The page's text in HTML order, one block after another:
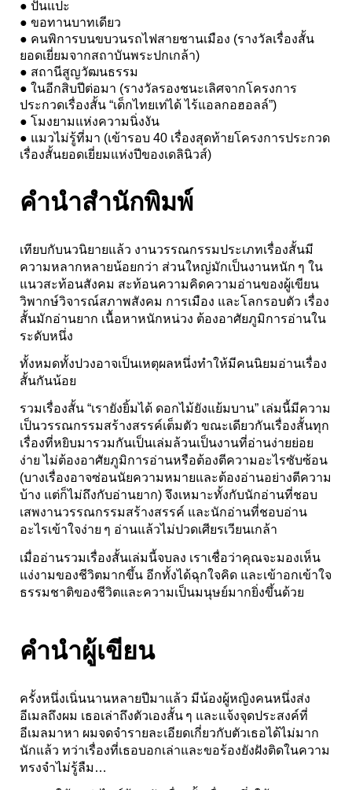
● ปั่นแปะ
● ขอทานบาทเดียว
● คนพิการบนขบวนรถไฟสายชานเมือง (รางวัลเรื่องสั้น
ยอดเยี่ยมจากสถาบันพระปกเกล้า)
● สถานีสูญวัฒนธรรม
● ในอีกสิบปีต่อมา (รางวัลรองชนะเลิศจากโครงการ
ประกวดเรื่องสั้น “เด็กไทยเท่ได้ ไร้แอลกอฮอลล์”)
● โมงยามแห่งความนิ่งงัน
● แมวไม่รู้ที่มา (เข้ารอบ 40 เรื่องสุดท้ายโครงการประกวด
เรื่องสั้นยอดเยี่ยมแห่งปีของเดลินิวส์)
คำนำสำนักพิมพ์
เทียบกับนวนิยายแล้ว งานวรรณกรรมประเภทเรื่องสั้นมี
ความหลากหลายน้อยกว่า ส่วนใหญ่มักเป็นงานหนัก ๆ ใน
แนวสะท้อนสังคม สะท้อนความคิดความอ่านของผู้เขียน
วิพากษ์วิจารณ์สภาพสังคม การเมือง และโลกรอบตัว เรื่อง
สั้นมักอ่านยาก เนื้อหาหนักหน่วง ต้องอาศัยภูมิการอ่านใน
ระดับหนึ่ง
ทั้งหมดทั้งปวงอาจเป็นเหตุผลหนึ่งทำให้มีคนนิยมอ่านเรื่อง
สั้นกันน้อย
รวมเรื่องสั้น “เรายังยิ้มได้ ดอกไม้ยังแย้มบาน” เล่มนี้มีความ
เป็นวรรณกรรมสร้างสรรค์เต็มตัว ขณะเดียวกันเรื่องสั้นทุก
เรื่องที่หยิบมารวมกันเป็นเล่มล้วนเป็นงานที่อ่านง่ายย่อย
ง่าย ไม่ต้องอาศัยภูมิการอ่านหรือต้องตีความอะไรซับซ้อน
(บางเรื่องอาจซ่อนนัยความหมายและต้องอ่านอย่างตีความ
บ้าง แต่ก็ไม่ถึงกับอ่านยาก) จึงเหมาะทั้งกับนักอ่านที่ชอบ
เสพงานวรรณกรรมสร้างสรรค์ และนักอ่านที่ชอบอ่าน
อะไรเข้าใจง่าย ๆ อ่านแล้วไม่ปวดเศียรเวียนเกล้า
เมื่ออ่านรวมเรื่องสั้นเล่มนี้จบลง เราเชื่อว่าคุณจะมองเห็น
แง่งามของชีวิตมากขึ้น อีกทั้งได้ฉุกใจคิด และเข้าอกเข้าใจ
ธรรมชาติของชีวิตและความเป็นมนุษย์มากยิ่งขึ้นด้วย
คำนำผู้เขียน
ครั้งหนึ่งเนิ่นนานหลายปีมาแล้ว มีน้องผู้หญิงคนหนึ่งส่ง
อีเมลถึงผม เธอเล่าถึงตัวเองสั้น ๆ และแจ้งจุดประสงค์ที่
อีเมลมาหา ผมจดจำรายละเอียดเกี่ยวกับตัวเธอได้ไม่มาก
นักแล้ว ทว่าเรื่องที่เธอบอกเล่าและขอร้องยังฝังติดในความ
ทรงจำไม่รู้ลืม…